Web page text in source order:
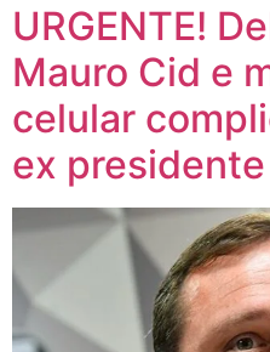
URGENTE!
Mauro Cid e
celular
ex presidente